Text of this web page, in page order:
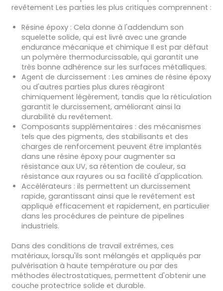
revêtement Les parties les plus critiques comprennent :
Résine époxy : Cela donne à l'addendum son
squelette solide, qui est livré avec une grande
endurance mécanique et chimique Il est par défaut
un polymère thermodurcissable, qui garantit une
très bonne adhérence sur les surfaces métalliques.
Agent de durcissement : Les amines de résine époxy
ou d'autres parties plus dures réagiront
chimiquement légèrement, tandis que la réticulation
garantit le durcissement, améliorant ainsi la
durabilité du revêtement.
Composants supplémentaires : des mécanismes
tels que des pigments, des stabilisants et des
charges de renforcement peuvent être implantés
dans une résine époxy pour augmenter sa
résistance aux UV, sa rétention de couleur, sa
résistance aux rayures ou sa facilité d'application.
Accélérateurs : ils permettent un durcissement
rapide, garantissant ainsi que le revêtement est
appliqué efficacement et rapidement, en particulier
dans les procédures de peinture de pipelines
industriels.
Dans des conditions de travail extrêmes, ces
matériaux, lorsqu'ils sont mélangés et appliqués par
pulvérisation à haute température ou par des
méthodes électrostatiques, permettent d'obtenir une
couche protectrice solide et durable.